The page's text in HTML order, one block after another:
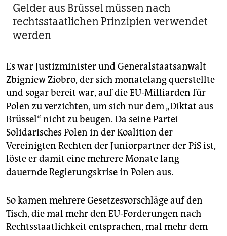
Gelder aus Brüssel müssen nach
rechtsstaatlichen Prinzipien verwendet
werden
Es war Justizminister und Generalstaatsanwalt
Zbigniew Ziobro, der sich monatelang querstellte
und sogar bereit war, auf die EU-Milliarden für
Polen zu verzichten, um sich nur dem „Diktat aus
Brüssel“ nicht zu beugen. Da seine Partei
Solidarisches Polen in der Koalition der
Vereinigten Rechten der Juniorpartner der PiS ist,
löste er damit eine mehrere Monate lang
dauernde Regierungskrise in Polen aus.
So kamen mehrere Gesetzesvorschläge auf den
Tisch, die mal mehr den EU-Forderungen nach
Rechtsstaatlichkeit entsprachen, mal mehr dem